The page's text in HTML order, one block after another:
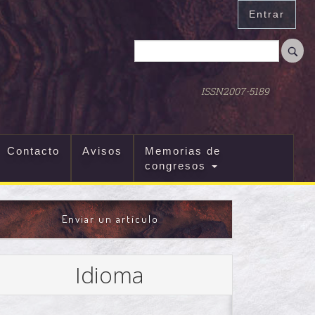
Entrar
Contacto Avisos
Memorias de
congresos
ISSN2007-5189
ARTÍCULO
Enviar un artículo
Idioma